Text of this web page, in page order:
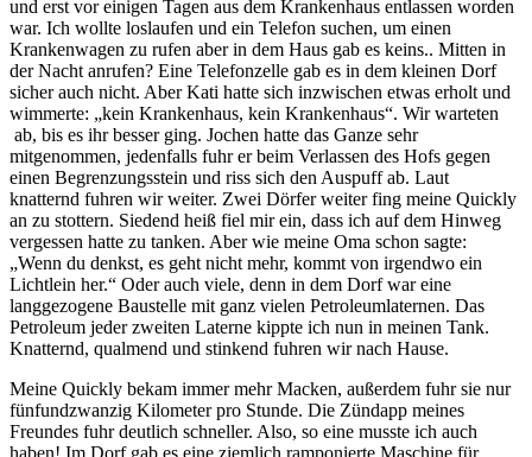
und erst vor einigen Tagen aus dem Krankenhaus entlassen worden
war. Ich wollte loslaufen und ein Telefon suchen, um einen
Krankenwagen zu rufen aber in dem Haus gab es keins.. Mitten in
der Nacht anrufen? Eine Telefonzelle gab es in dem kleinen Dorf
sicher auch nicht. Aber Kati hatte sich inzwischen etwas erholt und
wimmerte:
kein Krankenhaus, kein Krankenhaus . Wir warteten
ab, bis es ihr besser ging. Jochen hatte das Ganze sehr
mitgenommen, jedenfalls fuhr er beim Verlassen des Hofs gegen
einen Begrenzungsstein und riss sich den Auspuff ab. Laut
knatternd fuhren wir weiter. Zwei Dörfer weiter fing meine Quickly
an zu stottern. Siedend heiß fiel mir ein, dass ich auf dem Hinweg
vergessen hatte zu tanken. Aber wie meine Oma schon sagte:
Wenn du denkst, es geht nicht mehr, kommt von irgendwo ein
Lichtlein her.
Oder auch viele, denn in dem Dorf war eine
langgezogene Baustelle mit ganz vielen Petroleumlaternen. Das
Petroleum jeder zweiten Laterne kippte ich nun in meinen Tank.
Knatternd, qualmend und stinkend fuhren wir nach Hause.
Meine Quickly bekam immer mehr Macken, außerdem fuhr sie nur
fünfundzwanzig Kilometer pro Stunde. Die Zündapp meines
Freundes fuhr deutlich schneller. Also, so eine musste ich auch
haben! Im Dorf gab es eine ziemlich ramponierte Maschine für